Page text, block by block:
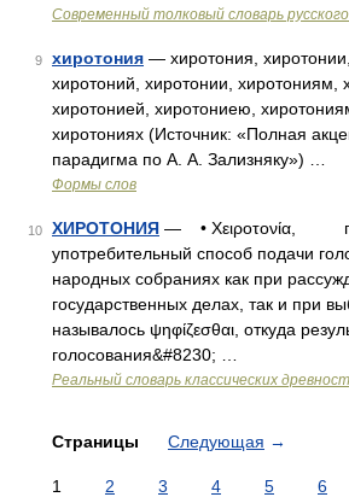
Современный толковый словарь
9 хиротония — хиротония,
хиротоний, хиротонии, хиротониям,
хиротонией, хиротониею,
хиротониях (Источник: «Полная
парадигма по А. А. Зализняку») …
Формы слов
10 ХИРОТОНИЯ — • Χειροτονία,
употребительный способ подачи
народных собраниях как при
государственных делах, так и при
называлось ψηφίζεσθαι, откуда
голосования&#8230; …
Реальный словарь классических
Страницы Следующая →
1 2 3 4 5 6